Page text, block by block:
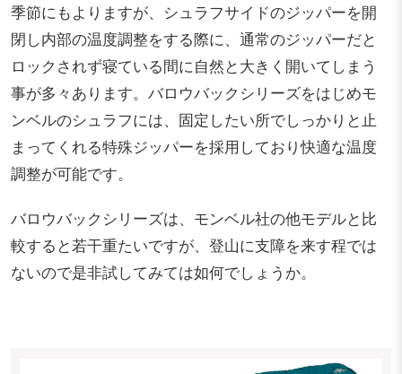
季節にもよりますが、シュラフサイドのジッパーを開
閉し内部の温度調整をする際に、通常のジッパーだと
ロックされず寝ている間に自然と大きく開いてしまう
事が多々あります。バロウバックシリーズをはじめモ
ンベルのシュラフには、固定したい所でしっかりと止
まってくれる特殊ジッパーを採用しており快適な温度
調整が可能です。
バロウバックシリーズは、モンベル社の他モデルと比
較すると若干重たいですが、登山に支障を来す程では
ないので是非試してみては如何でしょうか。